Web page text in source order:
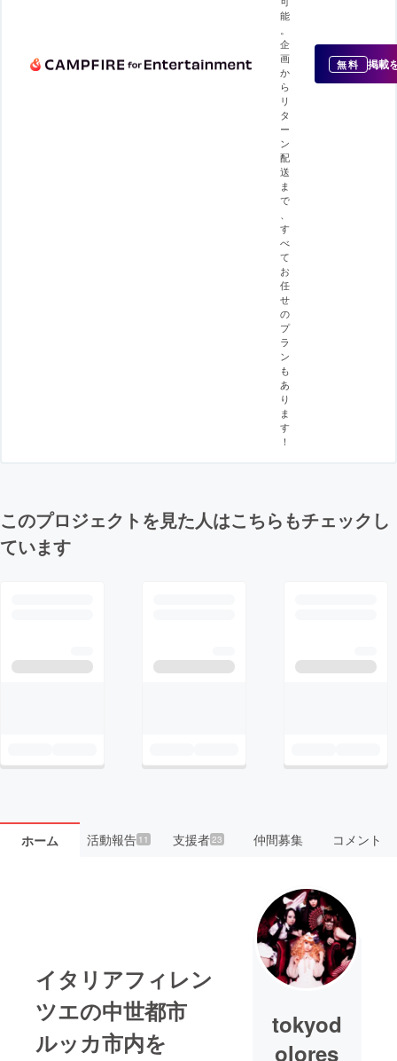
能
。
企
画
か
ら
リ
タ
ー
ン
配
送
ま
で
、
す
べ
て
お
任
せ
の
プ
ラ
ン
も
あ
り
ま
す
！
無料 掲載
このプロジェクトを見た人はこちらもチェックし
ています
ホーム 活動報告11 支援者23 仲間募集 コメント
イタリアフィレン
ツエの中世都市
ルッカ市内を
tokyod
olores